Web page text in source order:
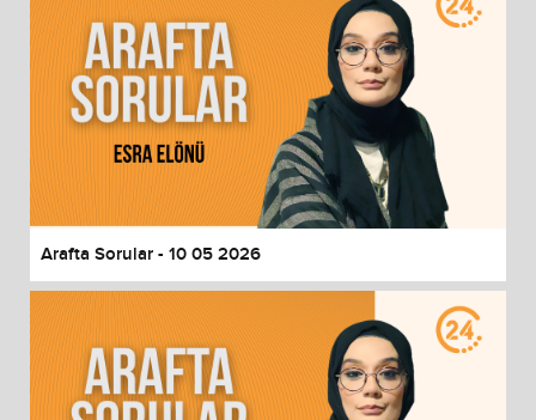
Arafta Sorular - 10 05 2026